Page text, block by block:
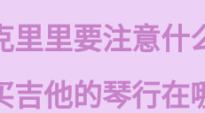
里里要注意什
吉他的琴行在